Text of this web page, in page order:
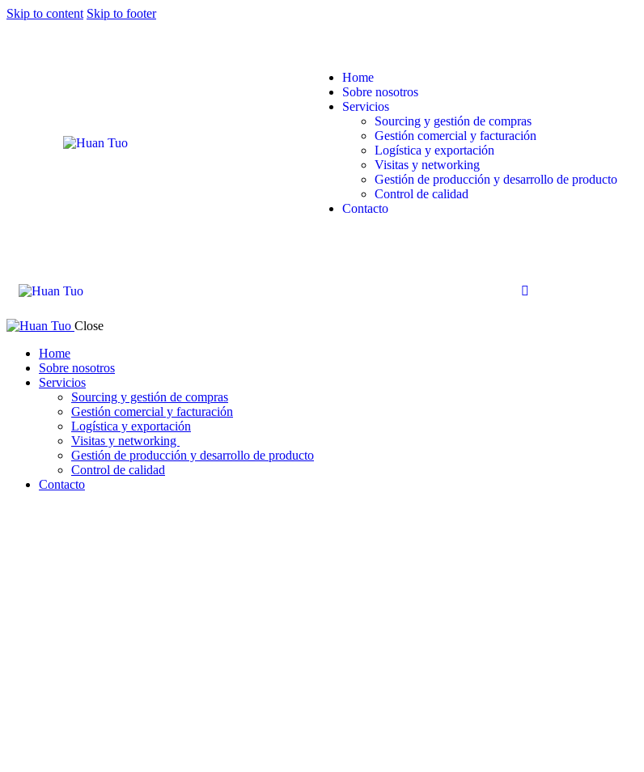
Skip to content Skip to footer
Home
Sobre nosotros
Servicios
Sourcing y gestión de compras​
Gestión comercial y facturación
Logística y exportación
Visitas y networking
Gestión de producción y desarrollo de producto
Control de calidad
Contacto
Close
Home
Sobre nosotros
Servicios
Sourcing y gestión de compras​
Gestión comercial y facturación
Logística y exportación
Visitas y networking
Gestión de producción y desarrollo de producto
Control de calidad
Contacto